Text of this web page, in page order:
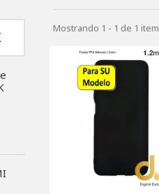
Mostrando 1 - 1 de 1 item